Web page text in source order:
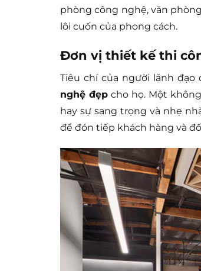
phòng công nghệ, văn
lôi cuốn của phong cách.
Đơn vị thiết kế thi
Tiêu chí của người lãnh
nghệ đẹpcho họ. Một
hay sự sang trọng và nhẹ
để đón tiếp khách hàng và